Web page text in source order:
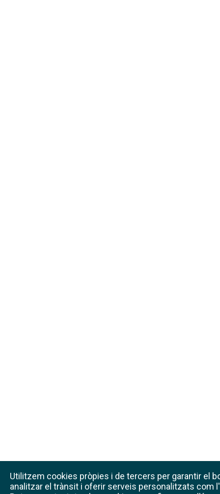
Utilitzem cookies pròpies i de tercers per garantir el
analitzar el trànsit i oferir serveis personalitzats com